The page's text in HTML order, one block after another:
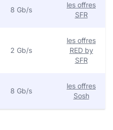
8 Gb/s
les offres
SFR
2 Gb/s
les offres
RED by
SFR
8 Gb/s
les offres
Sosh